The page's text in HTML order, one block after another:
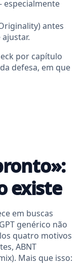
especialmente
antes
por capítulo
defesa, em que
existe
em buscas
genérico não
quatro motivos
ABNT
Mais que isso: